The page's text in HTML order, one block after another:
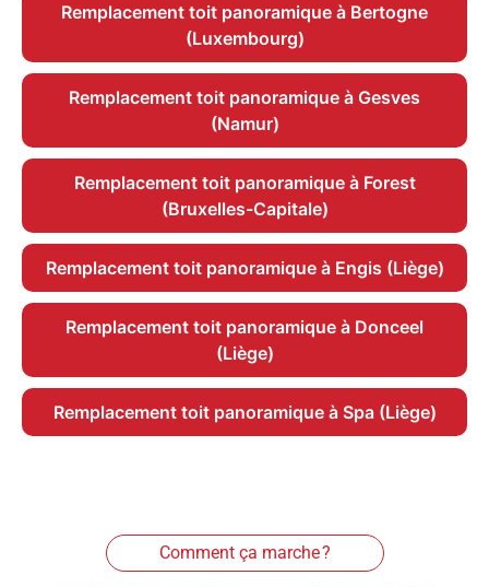
Remplacement toit panoramique à Bertogne
(Luxembourg)
Remplacement toit panoramique à Gesves
(Namur)
Remplacement toit panoramique à Forest
(Bruxelles-Capitale)
Remplacement toit panoramique à Engis (Liège)
Remplacement toit panoramique à Donceel
(Liège)
Remplacement toit panoramique à Spa (Liège)
Comment ça marche ?